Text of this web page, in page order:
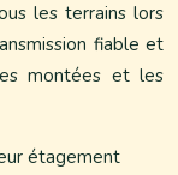
les terrains lors
fiable et
montées et les
étagement